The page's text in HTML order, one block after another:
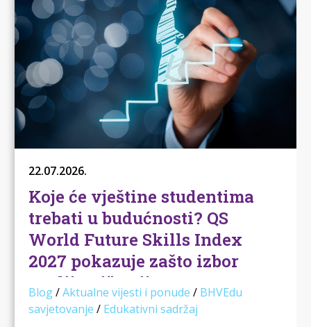
22.07.2026.
Koje će vještine studentima
trebati u budućnosti? QS
World Future Skills Index
2027 pokazuje zašto izbor
studija više nije samo
pitanje “što volim”
Blog/Aktualne vijesti i ponude / BHVEdu
savjetovanje / Edukativni sadržaj